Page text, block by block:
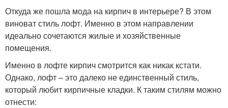
Откуда же пошла мода на кирпич в интерьере? В этом
виноват стиль лофт. Именно в этом направлении
идеально сочетаются жилые и хозяйственные
помещения.
Именно в лофте кирпич смотрится как никак кстати.
Однако, лофт – это далеко не единственный стиль,
который любит кирпичные кладки. К таким стилям можно
отнести: